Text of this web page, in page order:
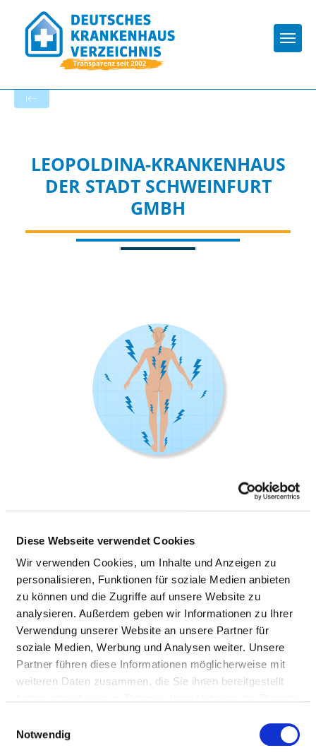
Diese Webseite verwendet Cookies
Wir verwenden Cookies, um Inhalte und Anzeigen zu
personalisieren, Funktionen für soziale Medien anbieten
zu können und die Zugriffe auf unsere Website zu
analysieren. Außerdem geben wir Informationen zu Ihrer
Verwendung unserer Website an unsere Partner für
soziale Medien, Werbung und Analysen weiter. Unsere
Partner führen diese Informationen möglicherweise mit
weiteren Daten zusammen, die Sie ihnen bereitgestellt
Notwendig
LEOPOLDINA-KRANKENHAUS
DER STADT SCHWEINFURT
GMBH
Gustav-Adolf-Str. 8
97422 Schweinfurt
Tel.:09721-720-6405
Mail:ed.anidlopoel@thcerblaj
Anfahrt